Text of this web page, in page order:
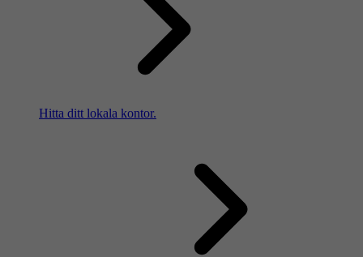
Hitta ditt lokala kontor.